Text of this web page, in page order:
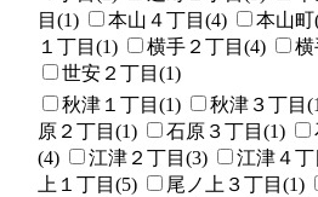
目(1)
本山４丁目(4) 本山町
１丁目(1)
横手２丁目(4) 横
世安２丁目(1)
秋津１丁目(1) 秋津３丁目
原２丁目(1)
石原３丁目(1)
(4)
江津２丁目(3) 江津４丁
上１丁目(5)
尾ノ上３丁目(1)